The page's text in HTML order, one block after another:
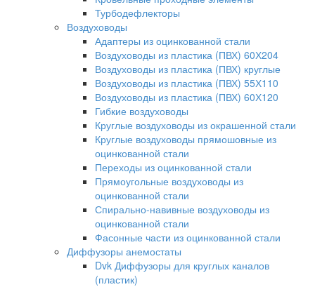
Турбодефлекторы
Воздуховоды
Адаптеры из оцинкованной стали
Воздуховоды из пластика (ПВХ) 60Х204
Воздуховоды из пластика (ПВХ) круглые
Воздуховоды из пластика (ПВХ) 55Х110
Воздуховоды из пластика (ПВХ) 60Х120
Гибкие воздуховоды
Круглые воздуховоды из окрашенной стали
Круглые воздуховоды прямошовные из
оцинкованной стали
Переходы из оцинкованной стали
Прямоугольные воздуховоды из
оцинкованной стали
Спирально-навивные воздуховоды из
оцинкованной стали
Фасонные части из оцинкованной стали
Диффузоры анемостаты
Dvk Диффузоры для круглых каналов
(пластик)